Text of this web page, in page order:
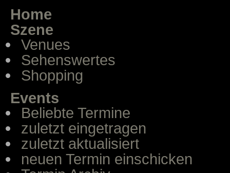
Home
Szene
Venues
Sehenswertes
Shopping
Events
Beliebte Termine
zuletzt eingetragen
zuletzt aktualisiert
neuen Termin einschicken